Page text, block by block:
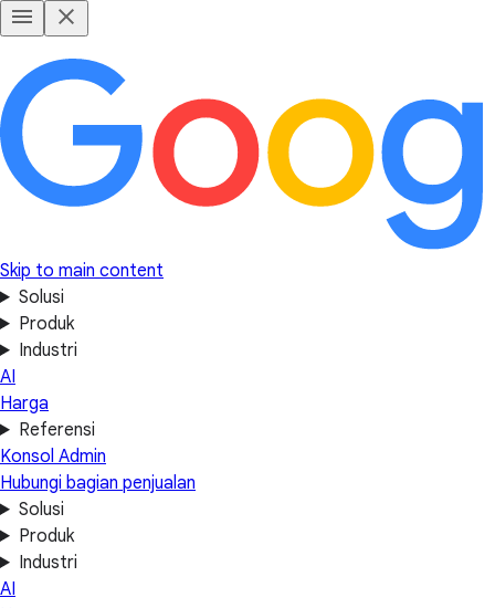
Skip to main content
Solusi
Produk
Industri
AI
Harga
Referensi
Konsol Admin
Hubungi bagian penjualan
Solusi
Produk
Industri
AI